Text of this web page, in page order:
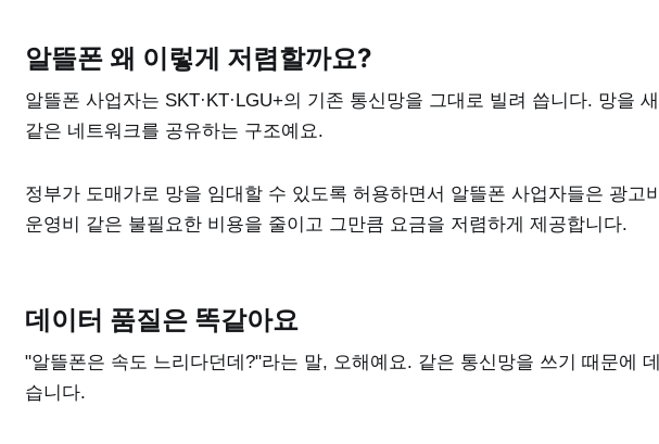
알뜰폰 왜 이렇게 저렴할까요?
알뜰폰 사업자는 SKT·KT·LGU+의 기존 통신망을 그대로 빌려 씁니다. 망을
같은 네트워크를 공유하는 구조예요.
정부가 도매가로 망을 임대할 수 있도록 허용하면서 알뜰폰 사업자들은 광고
운영비 같은 불필요한 비용을 줄이고 그만큼 요금을 저렴하게 제공합니다.
데이터 품질은 똑같아요
"알뜰폰은 속도 느리다던데?"라는 말, 오해예요. 같은 통신망을 쓰기 때문에
습니다.